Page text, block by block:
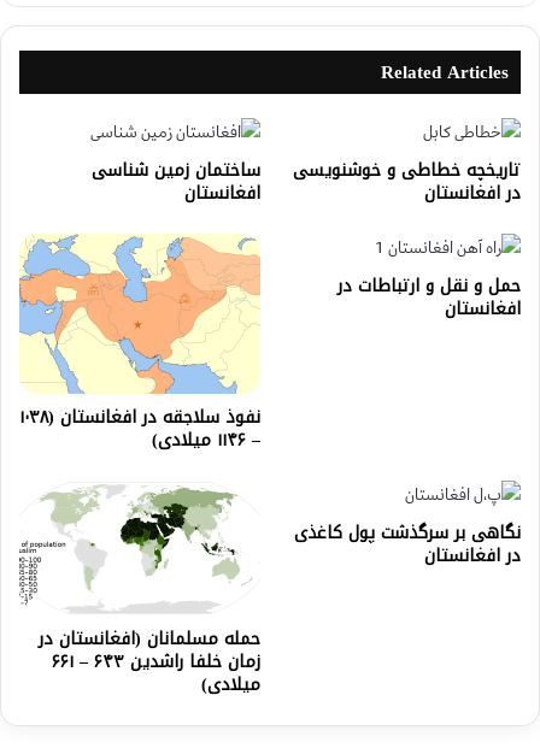
Related Articles
تاريخچه خطاطی و خوشنویسی
در افغانستان
ساختمان زمین شناسی
افغانستان
حمل و نقل و ارتباطات در
افغانستان
نفوذ سلاجقه در افغانستان (۱۰۳۸
– ۱۱۴۶ میلادی)
نگاهی بر سرگذشت پول کاغذی
در افغانستان
حمله مسلمانان (افغانستان در
زمان خلفا راشدین ۶۴۳ – ۶۶۱
میلادی)